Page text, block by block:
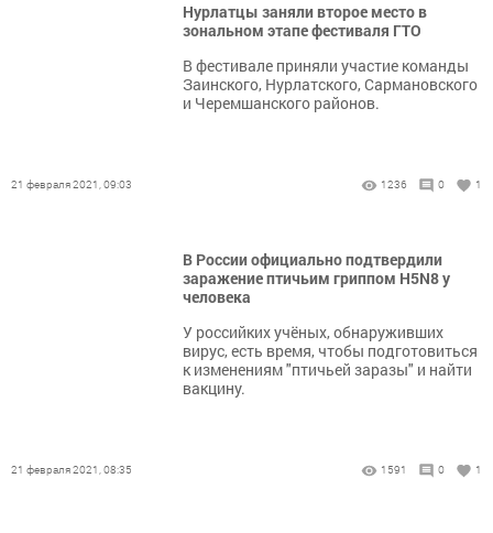
Нурлатцы заняли второе место в
зональном этапе фестиваля ГТО
​​​​​​​В фестивале приняли участие команды
Заинского, Нурлатского, Сармановского
и Черемшанского районов.
21 февраля 2021, 09:03 1236 0 1
В России официально подтвердили
заражение птичьим гриппом Н5N8 у
человека
У российких учёных, обнаруживших
вирус, есть время, чтобы подготовиться
к изменениям "птичьей заразы" и найти
вакцину.
21 февраля 2021, 08:35 1591 0 1